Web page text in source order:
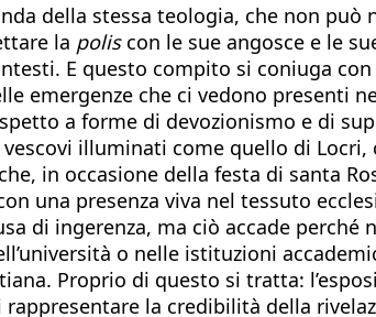
della stessa teologia, che non può
la poliscon le sue angosce e le
E questo compito si coniuga
emergenze che ci vedono presenti
a forme di devozionismo e di
illuminati come quello di Locri,
in occasione della festa di santa
una presenza viva nel tessuto
di ingerenza, ma ciò accade perché
o nelle istituzioni
Proprio di questo si tratta:
la credibilità della